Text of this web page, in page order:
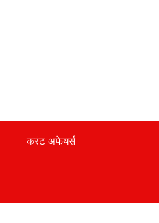
करंट अफेयर्स